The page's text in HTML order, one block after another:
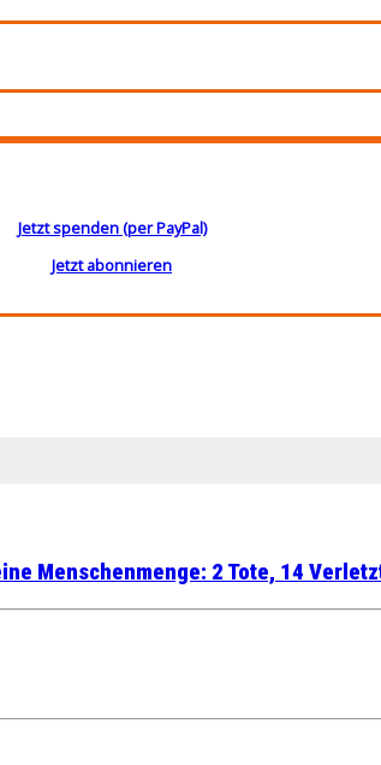
Jetzt spenden (per PayPal)
Jetzt abonnieren
Menschenmenge: 2 Tote, 14